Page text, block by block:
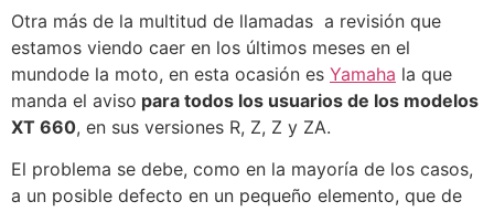
Otra más de la multitud de llamadas a revisión que
estamos viendo caer en los últimos meses en el
mundode la moto, en esta ocasión es Yamaha la que
manda el aviso para todos los usuarios de los modelos
XT 660, en sus versiones R, Z, Z y ZA.
El problema se debe, como en la mayoría de los casos,
a un posible defecto en un pequeño elemento, que de